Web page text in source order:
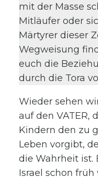
mit der Masse
Mitläufer oder
Märtyrer dieser
Wegweisung
euch die
durch die Tora
Wieder sehen
auf den VATER,
Kindern den zu
Leben vorgibt,
die Wahrheit ist.
Israel schon früh